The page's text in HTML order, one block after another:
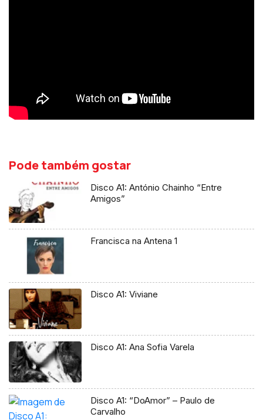
Pode também gostar
Disco A1: António Chainho “Entre
Amigos”
Francisca na Antena 1
Disco A1: Viviane
Disco A1: Ana Sofia Varela
Disco A1: “DoAmor” – Paulo de
Carvalho